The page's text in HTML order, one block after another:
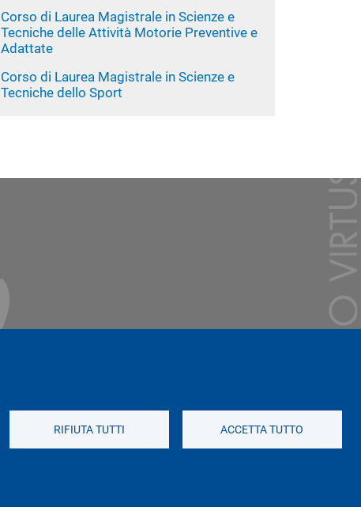
RIFIUTA TUTTI ACCETTA TUTTO
Corso di Laurea Magistrale in Scienze e
Tecniche delle Attività Motorie Preventive e
Adattate
Corso di Laurea Magistrale in Scienze e
Tecniche dello Sport